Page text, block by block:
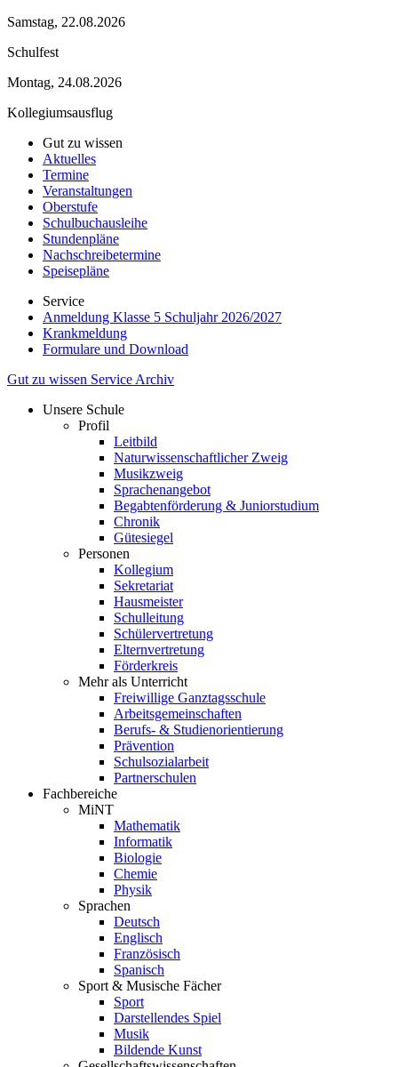
Samstag, 22.08.2026
Schulfest
Montag, 24.08.2026
Kollegiumsausflug
Gut zu wissen
Aktuelles
Termine
Veranstaltungen
Oberstufe
Schulbuchausleihe
Stundenpläne
Nachschreibetermine
Speisepläne
Service
Anmeldung Klasse 5 Schuljahr 2026/2027
Krankmeldung
Formulare und Download
Gut zu wissen Service Archiv
Unsere Schule
Profil
Leitbild
Naturwissenschaftlicher Zweig
Musikzweig
Sprachenangebot
Begabtenförderung & Juniorstudium
Chronik
Gütesiegel
Personen
Kollegium
Sekretariat
Hausmeister
Schulleitung
Schülervertretung
Elternvertretung
Förderkreis
Mehr als Unterricht
Freiwillige Ganztagsschule
Arbeitsgemeinschaften
Berufs- & Studienorientierung
Prävention
Schulsozialarbeit
Partnerschulen
Fachbereiche
MiNT
Mathematik
Informatik
Biologie
Chemie
Physik
Sprachen
Deutsch
Englisch
Französisch
Spanisch
Sport & Musische Fächer
Sport
Darstellendes Spiel
Musik
Bildende Kunst